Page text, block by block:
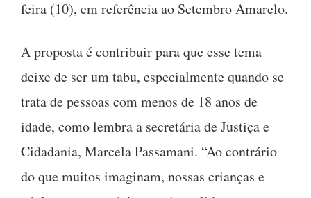
feira (10), em referência ao Setembro Amarelo.
A proposta é contribuir para que esse tema
deixe de ser um tabu, especialmente quando se
trata de pessoas com menos de 18 anos de
idade, como lembra a secretária de Justiça e
Cidadania, Marcela Passamani. “Ao contrário
do que muitos imaginam, nossas crianças e